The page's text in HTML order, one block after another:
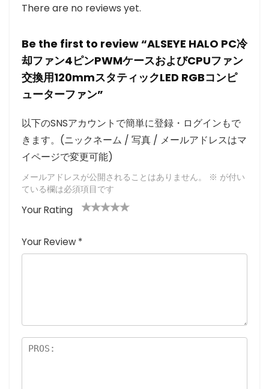
There are no reviews yet.
Be the first to review “ALSEYE HALO PC冷
却ファン4ピンPWMケースおよびCPUファン
交換用120mmスタティックLED RGBコンピ
ューターファン”
以下のSNSアカウントで簡単に登録・ログインもで
きます。(ニックネーム / 写真 / メールアドレスはマ
イページで変更可能)
メールアドレスが公開されることはありません。 ※ が付い
ている欄は必須項目です
Your Rating
つ
星
価
星
(最
(最高
評価:
(最高評
価: 5つ
高評価: 5
つ星)
Your Review *